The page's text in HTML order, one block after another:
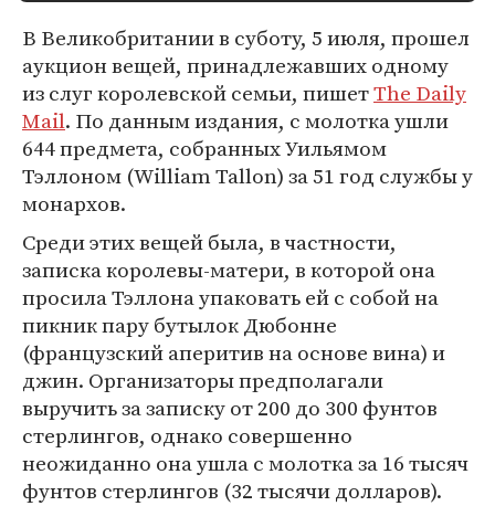
В Великобритании в суботу, 5 июля, прошел
аукцион вещей, принадлежавших одному
из слуг королевской семьи, пишетThe Daily
Mail. По данным издания, с молотка ушли
644 предмета, собранных Уильямом
Тэллоном (William Tallon) за 51 год службы у
монархов.
Среди этих вещей была, в частности,
записка королевы-матери, в которой она
просила Тэллона упаковать ей с собой на
пикник пару бутылок Дюбонне
(французский аперитив на основе вина) и
джин. Организаторы предполагали
выручить за записку от 200 до 300 фунтов
стерлингов, однако совершенно
неожиданно она ушла с молотка за 16 тысяч
фунтов стерлингов (32 тысячи долларов).